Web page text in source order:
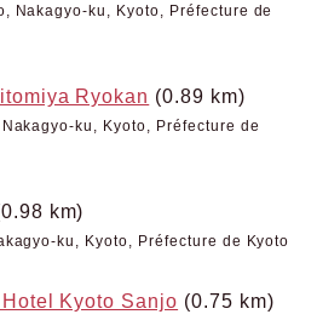
Nakagyo-ku, Kyoto, Préfecture de
Ryokan (0.89 km)
ku, Kyoto, Préfecture de
km)
ku, Kyoto, Préfecture de Kyoto
Kyoto Sanjo (0.75 km)